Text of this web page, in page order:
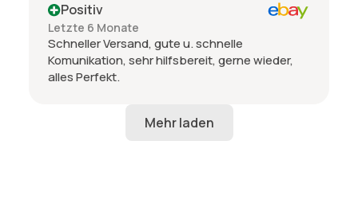
Positiv
Letzte 6 Monate
Schneller Versand, gute u. schnelle
Komunikation, sehr hilfsbereit, gerne wieder,
alles Perfekt.